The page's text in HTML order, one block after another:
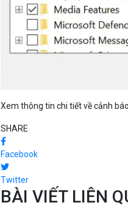
Xem thông tin chi tiết về cảnh
SHARE
Facebook
Twitter
BÀI VIẾT LIÊN